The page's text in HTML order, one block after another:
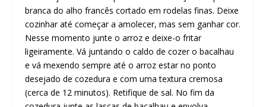
branca do alho francês cortado em rodelas finas. Deixe
cozinhar até começar a amolecer, mas sem ganhar cor.
Nesse momento junte o arroz e deixe-o fritar
ligeiramente. Vá juntando o caldo de cozer o bacalhau
e vá mexendo sempre até o arroz estar no ponto
desejado de cozedura e com uma textura cremosa
(cerca de 12 minutos). Retifique de sal. No fim da